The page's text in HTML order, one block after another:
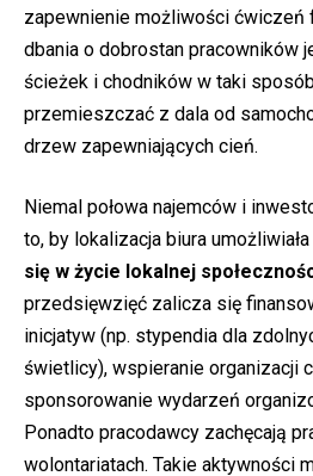
zapewnienie możliwości ćwiczeń
dbania o dobrostan pracowników
ścieżek i chodników w taki
przemieszczać z dala od
drzew zapewniających cień.
Niemal połowa najemców i
to, by lokalizacja biura
się w życie lokalnej
przedsięwzięć zalicza się
inicjatyw (np. stypendia dla
świetlicy), wspieranie organizacji
sponsorowanie wydarzeń
Ponadto pracodawcy zachęcają
wolontariatach. Takie aktywności